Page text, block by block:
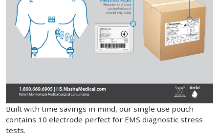
Built with time savings in mind, our single use pouch
contains 10 electrode perfect for EMS diagnostic stress
tests.